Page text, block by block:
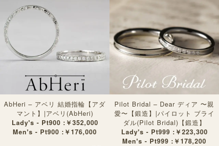
AbHeri – アベリ 結婚指輪【アダ
マント】|アベリ(AbHeri)
Lady's - Pt900 :￥352,000
Men's - Pt900 :￥176,000
Pilot Bridal – Dear ディア 〜親
愛〜【鍛造】|パイロット ブライ
ダル(Pilot Bridal)【鍛造】
Lady's - Pt999 :￥223,300
Men's - Pt999 :￥178,200